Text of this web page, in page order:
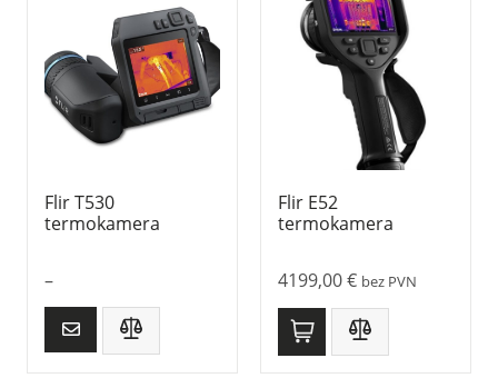
Flir T530
termokamera
–
Flir E52
termokamera
4199,00€ bez PVN